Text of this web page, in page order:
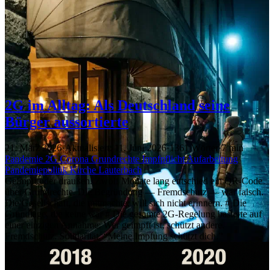
2G im Alltag: Als Deutschland seine
Bürger aussortierte
21. März 2026·Aktualisiert: 11. Juni 2026·1361 Wörter ·7 min
Pandemie 2GCoronaGrundrechteImpfpflichtAufarbeitung
PandemiepolitikKircheLauterbach
Geimpft oder draußen. Zwölf Monate lang entschied ein QR-Code
über Grundrechte. Die Begründung — Fremdschutz — war falsch.
Die Gesellschaft, die mitmachte, will sich nicht erinnern. # Die
Grundlage, die keine war # Die gesamte 2G-Regelung basierte auf
einer einzigen Annahme: Wer geimpft ist, schützt andere.
Fremdschutz. Solidarität. “Meine Impfung schützt dich.”